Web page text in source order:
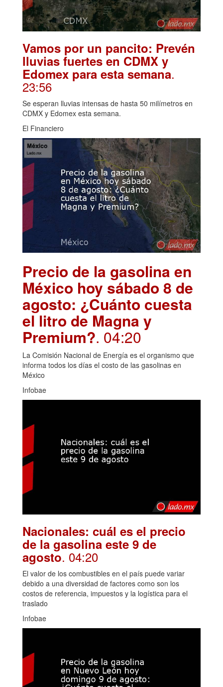
Vamos por un pancito: Prevén
lluvias fuertes en CDMX y
Edomex para esta semana.
23:56
Se esperan lluvias intensas de hasta 50 milímetros en
CDMX y Edomex esta semana.
El Financiero
Precio de la gasolina en
México hoy sábado 8 de
agosto: ¿Cuánto cuesta
el litro de Magna y
Premium?. 04:20
La Comisión Nacional de Energía es el organismo que
informa todos los días el costo de las gasolinas en
México
Infobae
Nacionales: cuál es el precio
de la gasolina este 9 de
agosto. 04:20
El valor de los combustibles en el país puede variar
debido a una diversidad de factores como son los
costos de referencia, impuestos y la logística para el
traslado
Infobae